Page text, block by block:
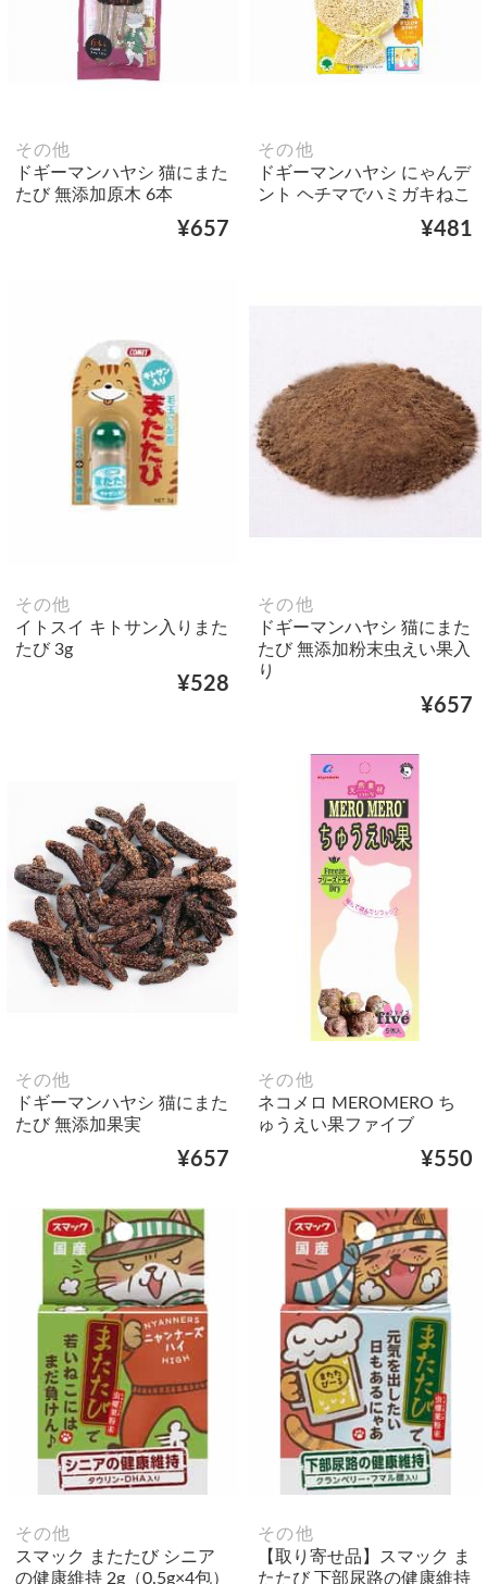
その他
ドギーマンハヤシ 猫にまた
たび 無添加原木 6本
¥657
その他
ドギーマンハヤシ にゃんデ
ント ヘチマでハミガキねこ
¥481
その他
イトスイ キトサン入りまた
たび 3g
¥528
その他
ドギーマンハヤシ 猫にまた
たび 無添加粉末虫えい果入
り
¥657
その他
ドギーマンハヤシ 猫にまた
たび 無添加果実
¥657
その他
ネコメロ MEROMERO ち
ゅうえい果ファイブ
¥550
その他
スマック またたび シニア
の健康維持 2g（0.5g×4包）
その他
【取り寄せ品】スマック ま
たたび 下部尿路の健康維持